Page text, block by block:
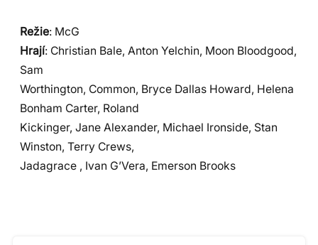
Režie: McG
Hrají: Christian Bale, Anton Yelchin, Moon Bloodgood,
Sam
Worthington, Common, Bryce Dallas Howard, Helena
Bonham Carter, Roland
Kickinger, Jane Alexander, Michael Ironside, Stan
Winston, Terry Crews,
Jadagrace , Ivan G’Vera, Emerson Brooks